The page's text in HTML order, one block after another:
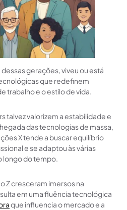
gerações, viveu ou está
que redefinem
trabalho e o estilo de vida.
talvez valorizem a estabilidade e
das tecnologias de massa,
X tende a buscar equilíbrio
e se adaptou às várias
longo do tempo.
Z cresceram imersos na
em uma fluência tecnológica
que influencia o mercado e a